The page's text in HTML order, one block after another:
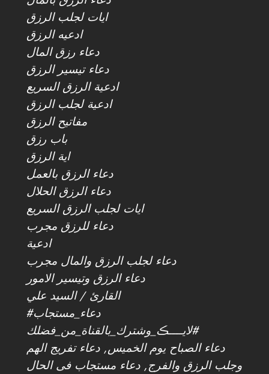
ايات لجلب الرزق
ادعيه الرزق
دعاء رزق المال
دعاء تيسير الرزق
ادعية الرزق السريع
ادعية لجلب الرزق
مفاتيح الرزق
باب رزق
اية الرزق
دعاء الرزق بالعمل
دعاء الرزق الحلال
ايات لجلب الرزق السريع
دعاء للرزق مجرب
ادعية
دعاء لجلب الرزق والمال مجرب
دعاء الرزق وتيسير الامور
القارئ / السيد علي
#دعاء_مستجاب
#لايــــڪ_وشترك_بالقناة_من_فضلك
دعاء الصباح يوم الخميس, دعاء تفريج الهم
وجلب الرزق والفرج, دعاء مستجاب فى الحال